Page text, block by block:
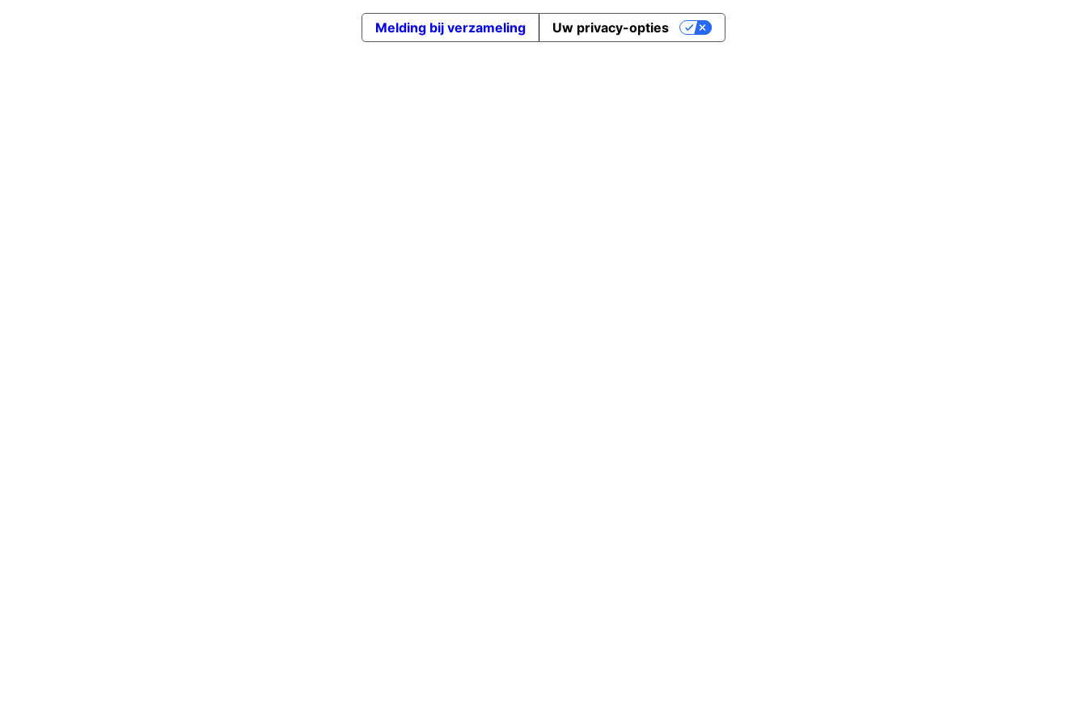
Melding bij verzameling Uw privacy-opties